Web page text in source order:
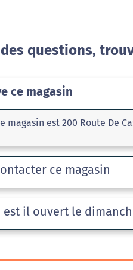
questions,
ce magasin
magasin est 200 Route De
ce magasin
est il ouvert le